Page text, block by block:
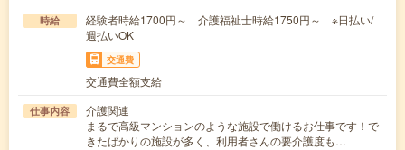
時給
経験者時給1700円～ 介護福祉士時給1750円～ ※日払い/
週払いOK
交通費
交通費全額支給
仕事内容
介護関連
まるで高級マンションのような施設で働けるお仕事です！で
きたばかりの施設が多く、利用者さんの要介護度も…